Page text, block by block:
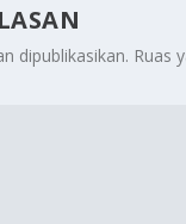
dipublikasikan. Ruas